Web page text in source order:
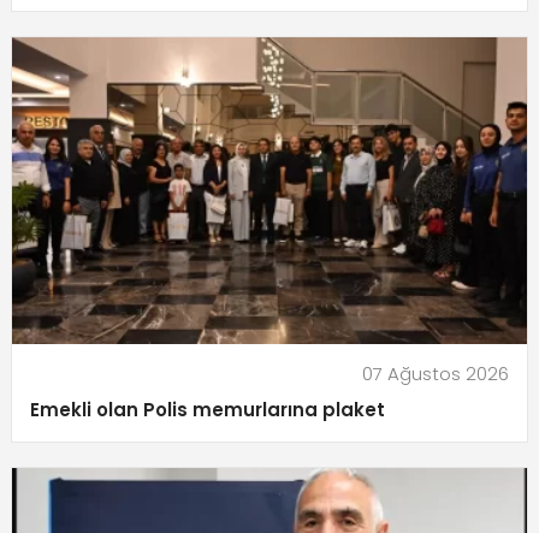
07 Ağustos 2026
Emekli olan Polis memurlarına plaket